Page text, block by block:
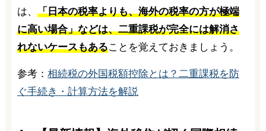
は、 「日本の税率よりも、海外の税率の方が極端
に高い場合」などは、二重課税が完全には解消さ
れないケースもあることを覚えておきましょう。
参考： 相続税の外国税額控除とは？二重課税を防
ぐ手続き・計算方法を解説